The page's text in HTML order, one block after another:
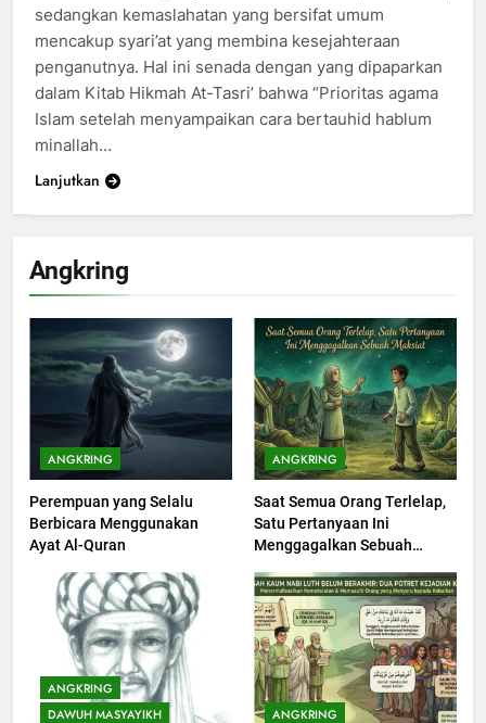
Angkring
ANGKRING
Perempuan yang Selalu
Berbicara Menggunakan
Ayat Al-Quran
ANGKRING
Saat Semua Orang Terlelap,
Satu Pertanyaan Ini
Menggagalkan Sebuah
ANGKRING
DAWUH MASYAYIKH
ANGKRING
199
Khutbah Idul Fitri di Rumah
KHUTBAH
200
Khutbah jumat: Sejarah
Seebagai Pembangkit Jiwa
sedangkan kemaslahatan yang bersifat umum
mencakup syari’at yang membina kesejahteraan
penganutnya. Hal ini senada dengan yang dipaparkan
dalam Kitab Hikmah At-Tasri’ bahwa “Prioritas agama
Islam setelah menyampaikan cara bertauhid hablum
minallah…
Lanjutkan